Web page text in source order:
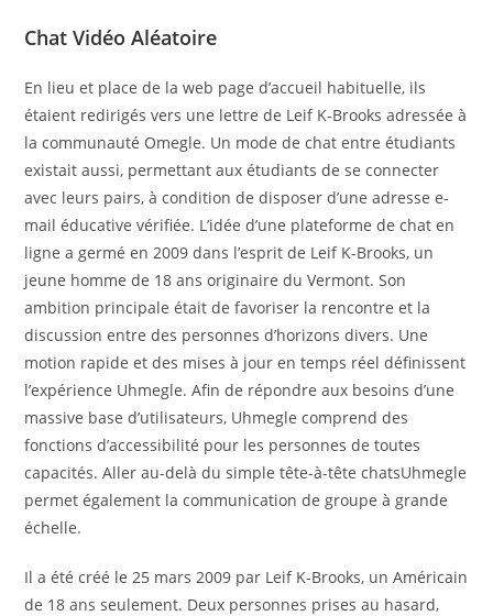
Chat Vidéo Aléatoire
En lieu et place de la web page d’accueil habituelle, ils
étaient redirigés vers une lettre de Leif K-Brooks adressée à
la communauté Omegle. Un mode de chat entre étudiants
existait aussi, permettant aux étudiants de se connecter
avec leurs pairs, à condition de disposer d’une adresse e-
mail éducative vérifiée. L’idée d’une plateforme de chat en
ligne a germé en 2009 dans l’esprit de Leif K-Brooks, un
jeune homme de 18 ans originaire du Vermont. Son
ambition principale était de favoriser la rencontre et la
discussion entre des personnes d’horizons divers. Une
motion rapide et des mises à jour en temps réel définissent
l’expérience Uhmegle. Afin de répondre aux besoins d’une
massive base d’utilisateurs, Uhmegle comprend des
fonctions d’accessibilité pour les personnes de toutes
capacités. Aller au-delà du simple tête-à-tête chatsUhmegle
permet également la communication de groupe à grande
échelle.
Il a été créé le 25 mars 2009 par Leif K-Brooks, un Américain
de 18 ans seulement. Deux personnes prises au hasard,